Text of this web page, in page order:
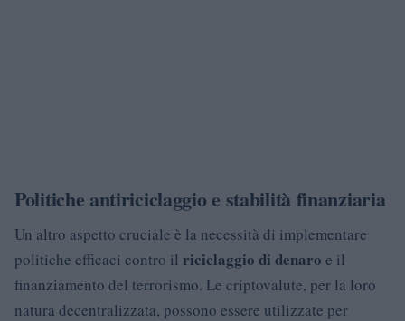
Politiche antiriciclaggio e stabilità finanziaria
Un altro aspetto cruciale è la necessità di implementare
politiche efficaci contro il riciclaggio di denaro e il
finanziamento del terrorismo. Le criptovalute, per la loro
natura decentralizzata, possono essere utilizzate per